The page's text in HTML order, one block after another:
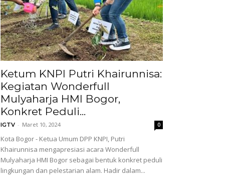
Ketum KNPI Putri Khairunnisa:
Kegiatan Wonderfull
Mulyaharja HMI Bogor,
Konkret Peduli...
IGTV - Maret 10, 2024 0
Kota Bogor - Ketua Umum DPP KNPI, Putri
Khairunnisa mengapresiasi acara Wonderfull
Mulyaharja HMI Bogor sebagai bentuk konkret peduli
lingkungan dan pelestarian alam. Hadir dalam...